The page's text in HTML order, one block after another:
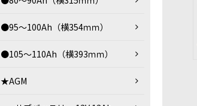
●95～100Ah（横354ｍｍ）
●105～110Ah（横393ｍｍ）
★AGM